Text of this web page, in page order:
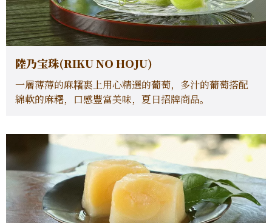
陸乃宝珠(RIKU NO HOJU)
一層薄薄的麻糬裹上用心精選的葡萄，多汁的葡萄搭配
綿軟的麻糬，口感豐富美味，夏日招牌商品。